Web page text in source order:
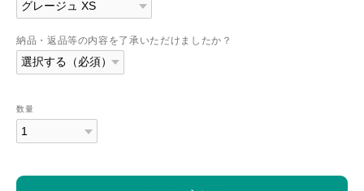
納品・返品等の内容を了承いただけましたか？
数量